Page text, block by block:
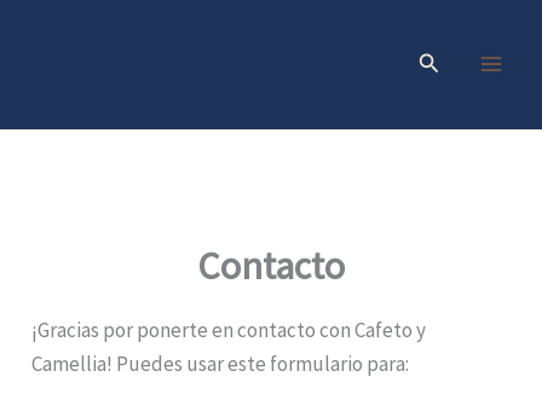
Search
Contacto
¡Gracias por ponerte en contacto con Cafeto y
Camellia! Puedes usar este formulario para: